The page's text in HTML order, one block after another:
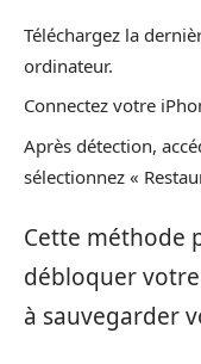
Téléchargez la
ordinateur.
Connectez votre
Après détection,
sélectionnez «
Cette méthode
débloquer
à sauvegarder